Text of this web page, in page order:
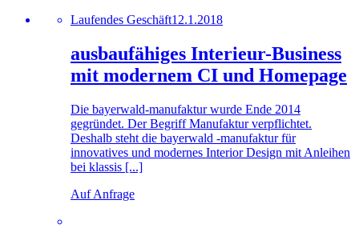
Laufendes Geschäft12.1.2018
ausbaufähiges Interieur-Business
mit modernem CI und Homepage
Die bayerwald-manufaktur wurde Ende 2014
gegründet. Der Begriff Manufaktur verpflichtet.
Deshalb steht die bayerwald -manufaktur für
innovatives und modernes Interior Design mit Anleihen
bei klassis [...]
Auf Anfrage